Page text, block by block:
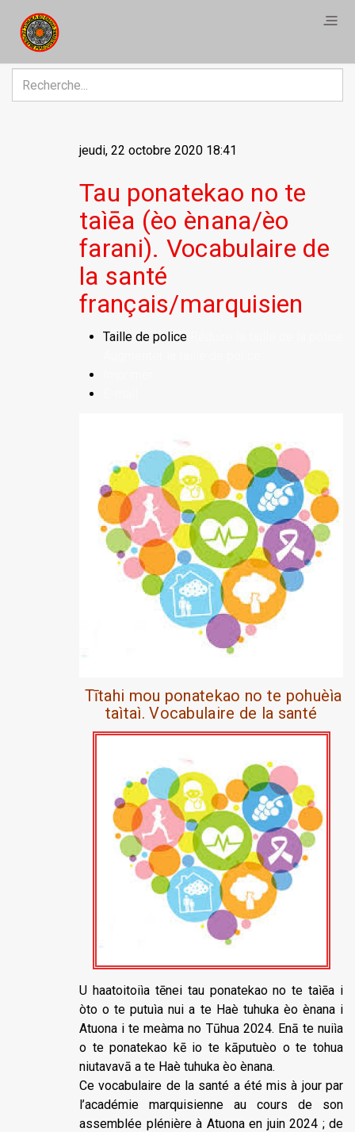
jeudi, 22 octobre 2020 18:41
Tau ponatekao no te
taìēa (èo ènana/èo
farani). Vocabulaire de
la santé
français/marquisien
Taille de police
Tītahi mou ponatekao no te pohuèìa
taìtaì. Vocabulaire de la santé
U haatoitoiìa tēnei tau ponatekao no te taìēa i
òto o te putuìa nui a te Haè tuhuka èo ènana i
Atuona i te meàma no Tūhua 2024. Enā te nuiìa
o te ponatekao kē io te kāputuèo o te tohua
niutavavā a te Haè tuhuka èo ènana.
Ce vocabulaire de la santé a été mis à jour par
l’académie marquisienne au cours de son
assemblée plénière à Atuona en juin 2024 ; de